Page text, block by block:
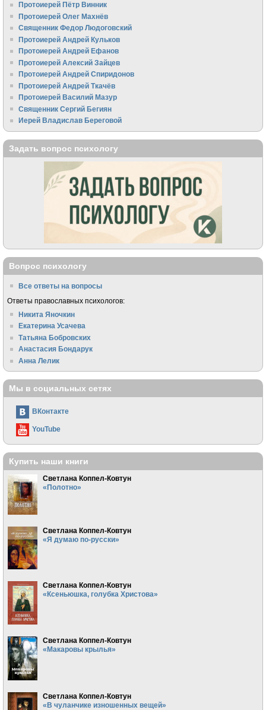
Протоиерей Пётр Винник
Протоиерей Олег Махнёв
Священник Федор Людоговский
Протоиерей Андрей Кульков
Протоиерей Андрей Ефанов
Протоиерей Алексий Зайцев
Протоиерей Андрей Спиридонов
Протоиерей Андрей Ткачёв
Протоиерей Василий Мазур
Священник Сергий Бегиян
Иерей Владислав Береговой
Задать вопрос психологу
Вопрос психологу
Все ответы на вопросы
Ответы православных психологов:
Никита Яночкин
Екатерина Усачева
Татьяна Бобровских
Анастасия Бондарук
Анна Лелик
Мы в социальных сетях
ВКонтакте
YouTube
Купить наши книги
Светлана Коппел-Ковтун
«Полотно»
Светлана Коппел-Ковтун
«Я думаю по-русски»
Светлана Коппел-Ковтун
«Ксеньюшка, голубка Христова»
Светлана Коппел-Ковтун
«Макаровы крылья»
Светлана Коппел-Ковтун
«В чуланчике изношенных вещей»